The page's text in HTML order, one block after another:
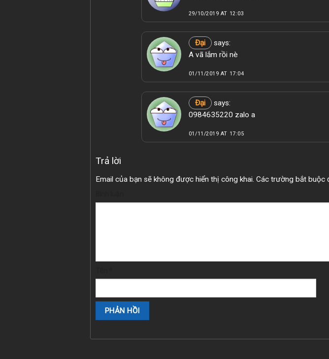
29/10/2019 AT 12:03
Đại
says:
A vã lắm rồi nè
01/11/2019 AT 17:04
Đại
says:
0984635220 zalo a
01/11/2019 AT 17:05
Trả lời
Email của bạn sẽ không được hiển thị công khai. Các trường bắt buộc